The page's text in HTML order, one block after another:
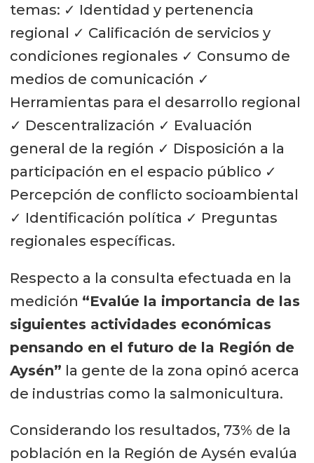
temas: ✓ Identidad y pertenencia
regional ✓ Calificación de servicios y
condiciones regionales ✓ Consumo de
medios de comunicación ✓
Herramientas para el desarrollo regional
✓ Descentralización ✓ Evaluación
general de la región ✓ Disposición a la
participación en el espacio público ✓
Percepción de conflicto socioambiental
✓ Identificación política ✓ Preguntas
regionales específicas.
Respecto a la consulta efectuada en la
medición “Evalúe la importancia de las
siguientes actividades económicas
pensando en el futuro de la Región de
Aysén” la gente de la zona opinó acerca
de industrias como la salmonicultura.
Considerando los resultados, 73% de la
población en la Región de Aysén evalúa